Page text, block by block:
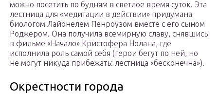
можно посетить по будням в светлое время суток. Эта
лестница для «медитации в действии» придумана
биологом Лайонелем Пенроузом вместе с его сыном
Роджером. Она получила всемирную славу, снявшись
в фильме «Начало» Кристофера Нолана, где
исполнила роль самой себя (герои бегут по ней, но
не могут никуда прибежать: лестница «бесконечна»).
Окрестности города